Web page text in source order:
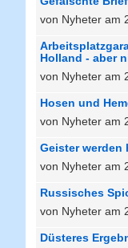
von Nyheter am
Holland - aber
von Nyheter am
Hosen und
von Nyheter am
Geister werden
von Nyheter am
Russisches
von Nyheter am
Düsteres